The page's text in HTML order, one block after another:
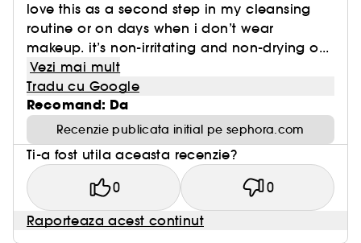
love this as a second step in my cleansing
routine or on days when i don’t wear
makeup. it’s non-irritating and non-drying o...
Vezi mai mult
Tradu cu Google
Recomand: Da
Recenzie publicata initial pe sephora.com
Ti-a fost utila aceasta recenzie?
0 0
Raporteaza acest continut